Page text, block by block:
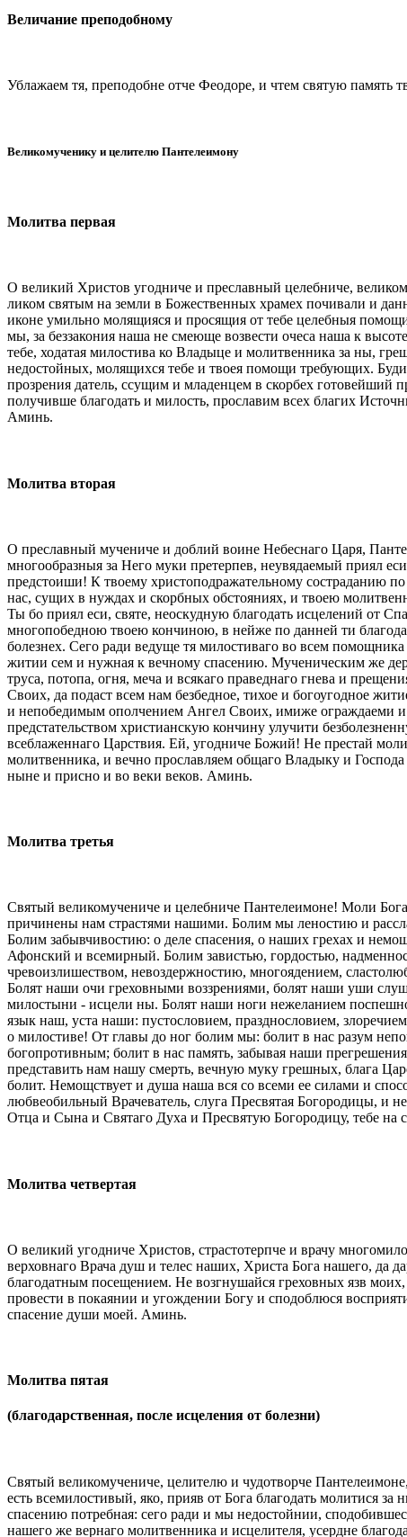
Величание преподобному
Ублажаем тя, преподобне отче Феодоре, и чтем святую память
Великомученику и целителю Пантелеимону
Молитва первая
О великий Христов угодниче и преславный целебниче,
ликом святым на земли в Божественных храмех почивали и
иконе умильно молящияся и просящия от тебе целебныя
мы, за беззакония наша не смеюще возвести очеса наша к
тебе, ходатая милостива ко Владыце и молитвенника за ны,
недостойных, молящихся тебе и твоея помощи требующих.
прозрения датель, ссущим и младенцем в скорбех готовейший
получивше благодать и милость, прославим всех благих
Аминь.
Молитва вторая
О преславный мучениче и доблий воине Небеснаго Царя,
многообразныя за Него муки претерпев, неувядаемый приял
предстоиши! К твоему христоподражательному состраданию
нас, сущих в нуждах и скорбных обстояниях, и твоею
Ты бо приял еси, святе, неоскудную благодать исцелений от
многопобедною твоею кончиною, в нейже по данней ти
болезнех. Сего ради ведуще тя милостиваго во всем
житии сем и нужная к вечному спасению. Мученическим же
труса, потопа, огня, меча и всякаго праведнаго гнева и
Своих, да подаст всем нам безбедное, тихое и богоугодное
и непобедимым ополчением Ангел Своих, имиже ограждаеми и
предстательством христианскую кончину улучити
всеблаженнаго Царствия. Ей, угодниче Божий! Не престай
молитвенника, и вечно прославляем общаго Владыку и
ныне и присно и во веки веков. Аминь.
Молитва третья
Святый великомучениче и целебниче Пантелеимоне! Моли
причинены нам страстями нашими. Болим мы леностию и
Болим забывчивостию: о деле спасения, о наших грехах и
Афонский и всемирный. Болим завистью, гордостью,
чревоизлишеством, невоздержностию, многоядением,
Болят наши очи греховными воззрениями, болят наши уши
милостыни - исцели ны. Болят наши ноги нежеланием
язык наш, уста наши: пустословием, празднословием,
о милостиве! От главы до ног болим мы: болит в нас разум
богопротивным; болит в нас память, забывая наши
представить нам нашу смерть, вечную муку грешных, блага
болит. Немощствует и душа наша вся со всеми ее силами и
любвеобильный Врачеватель, слуга Пресвятая Богородицы, и
Отца и Сына и Святаго Духа и Пресвятую Богородицу, тебе
Молитва четвертая
О великий угодниче Христов, страстотерпче и врачу
верховнаго Врача душ и телес наших, Христа Бога нашего, да
благодатным посещением. Не возгнушайся греховных язв
провести в покаянии и угождении Богу и сподоблюся
спасение души моей. Аминь.
Молитва пятая
(благодарственная, после исцеления от болезни)
Святый великомучениче, целителю и чудотворче
есть всемилостивый, яко, прияв от Бога благодать молитися
спасению потребная: сего ради и мы недостойнии,
нашего же вернаго молитвенника и исцелителя, усердне